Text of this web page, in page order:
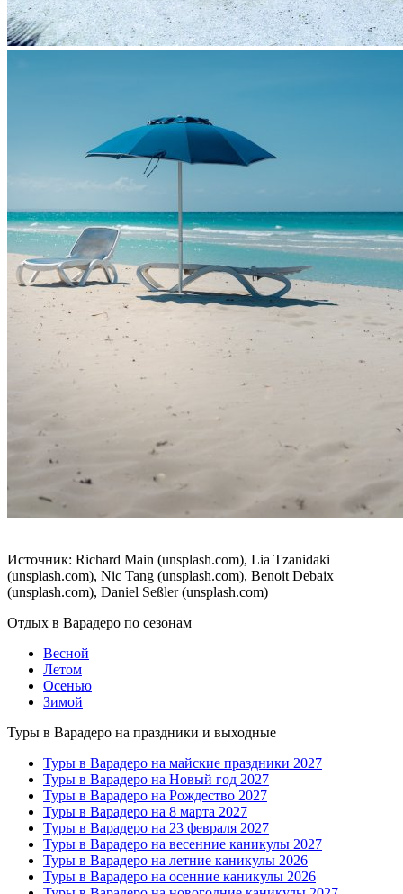
Источник: Richard Main (unsplash.com), Lia Tzanidaki
(unsplash.com), Nic Tang (unsplash.com), Benoit Debaix
(unsplash.com), Daniel Seßler (unsplash.com)
Отдых в Варадеро по сезонам
Весной
Летом
Осенью
Зимой
Туры в Варадеро на праздники и выходные
Туры в Варадеро на майские праздники 2027
Туры в Варадеро на Новый год 2027
Туры в Варадеро на Рождество 2027
Туры в Варадеро на 8 марта 2027
Туры в Варадеро на 23 февраля 2027
Туры в Варадеро на весенние каникулы 2027
Туры в Варадеро на летние каникулы 2026
Туры в Варадеро на осенние каникулы 2026